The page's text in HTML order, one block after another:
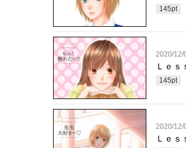
145pt
2020/12/
Ｌｅ
145pt
2020/12/
Ｌｅ